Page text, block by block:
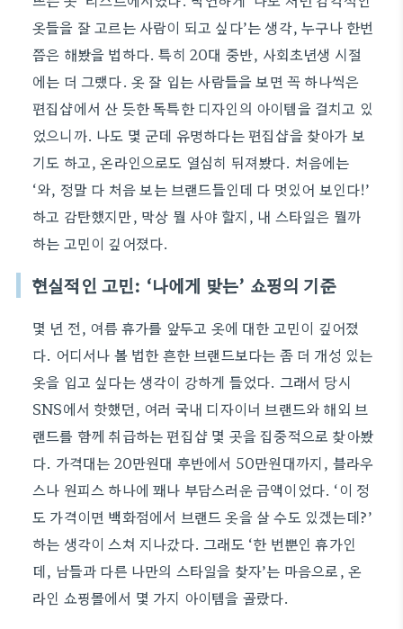
옷들을 잘 고르는 사람이 되고 싶다’는 생각, 누구나 한번
쯤은 해봤을 법하다. 특히 20대 중반, 사회초년생 시절
에는 더 그랬다. 옷 잘 입는 사람들을 보면 꼭 하나씩은
편집샵에서 산 듯한 독특한 디자인의 아이템을 걸치고 있
었으니까. 나도 몇 군데 유명하다는 편집샵을 찾아가 보
기도 하고, 온라인으로도 열심히 뒤져봤다. 처음에는
‘와, 정말 다 처음 보는 브랜드들인데 다 멋있어 보인다!’
하고 감탄했지만, 막상 뭘 사야 할지, 내 스타일은 뭘까
하는 고민이 깊어졌다.
현실적인 고민: ‘나에게 맞는’ 쇼핑의 기준
몇 년 전, 여름 휴가를 앞두고 옷에 대한 고민이 깊어졌
다. 어디서나 볼 법한 흔한 브랜드보다는 좀 더 개성 있는
옷을 입고 싶다는 생각이 강하게 들었다. 그래서 당시
SNS에서 핫했던, 여러 국내 디자이너 브랜드와 해외 브
랜드를 함께 취급하는 편집샵 몇 곳을 집중적으로 찾아봤
다. 가격대는 20만원대 후반에서 50만원대까지, 블라우
스나 원피스 하나에 꽤나 부담스러운 금액이었다. ‘이 정
도 가격이면 백화점에서 브랜드 옷을 살 수도 있겠는데?’
하는 생각이 스쳐 지나갔다. 그래도 ‘한 번뿐인 휴가인
데, 남들과 다른 나만의 스타일을 찾자’는 마음으로, 온
라인 쇼핑몰에서 몇 가지 아이템을 골랐다.